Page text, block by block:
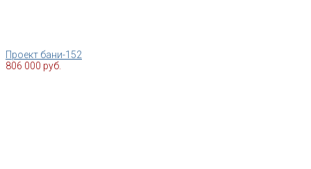
Проект бани-152
806 000 руб.